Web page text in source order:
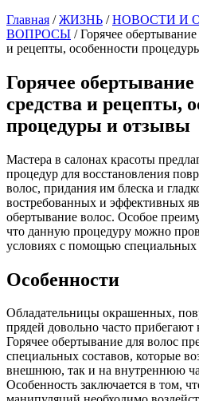
Главная /ЖИЗНЬ /НОВОСТИ И
ВОПРОСЫ /Горячее
и рецепты, особенности
Горячее
средства и рецепты,
процедуры и отзывы
Мастера в салонах красоты
процедур для восстановления
волос, придания им блеска и
востребованных и эффективных
обертывание волос. Особое
что данную процедуру можно
условиях с помощью специальных
Особенности
Обладательницы окрашенных,
прядей довольно часто прибегают
Горячее обертывание для волос
специальных составов, которые
внешнюю, так и на внутреннюю
Особенность заключается в том,